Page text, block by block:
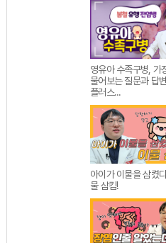
영유아 수족구병, 가
물어보는 질문과 답
플러스...
아이가 이물을 삼켰
물 삼킴!